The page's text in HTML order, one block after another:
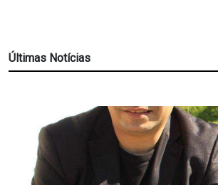
Últimas Notícias